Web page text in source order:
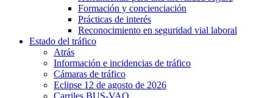
Formación y concienciación
Prácticas de interés
Reconocimiento en seguridad vial laboral
Estado del tráfico
Atrás
Información e incidencias de tráfico
Cámaras de tráfico
Eclipse 12 de agosto de 2026